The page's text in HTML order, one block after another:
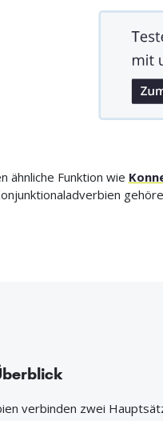
ähnliche Funktion wie
verbinden zwei